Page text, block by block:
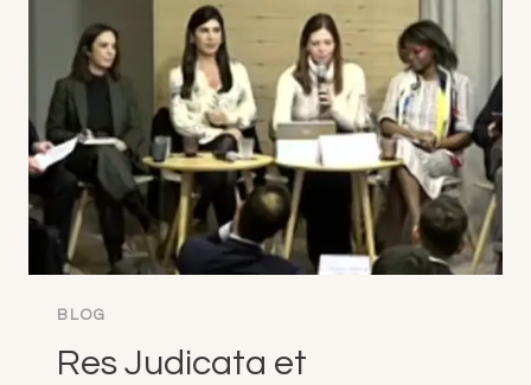
BLOG
Res Judicata et